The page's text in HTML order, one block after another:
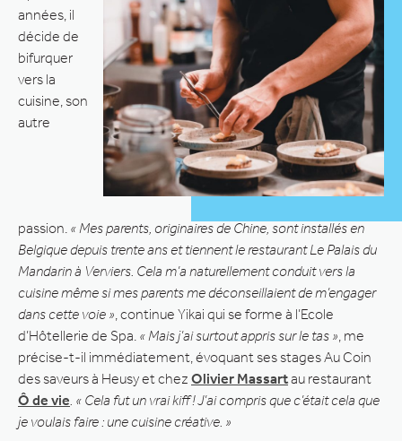
années, il
décide de
bifurquer
vers la
cuisine, son
autre
passion. « Mes parents, originaires de Chine, sont installés en
Belgique depuis trente ans et tiennent le restaurant Le Palais du
Mandarin à Verviers. Cela m’a naturellement conduit vers la
cuisine même si mes parents me déconseillaient de m’engager
dans cette voie » , continue Yikai qui se forme à l’Ecole
d’Hôtellerie de Spa. « Mais j’ai surtout appris sur le tas » , me
précise-t-il immédiatement, évoquant ses stages Au Coin
des saveurs à Heusy et chez Olivier Massartau restaurant
Ô de vie . « Cela fut un vrai kiff ! J’ai compris que c’était cela que
je voulais faire : une cuisine créative. »